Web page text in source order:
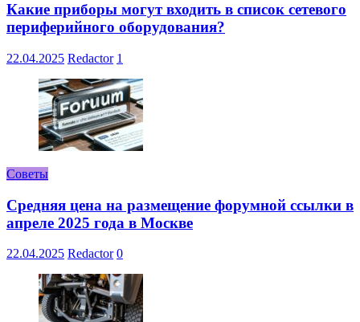
Какие приборы могут входить в список сетевого
периферийного оборудования?
22.04.2025 Redactor 1
Советы
Средняя цена на размещение форумной ссылки в
апреле 2025 года в Москве
22.04.2025 Redactor 0